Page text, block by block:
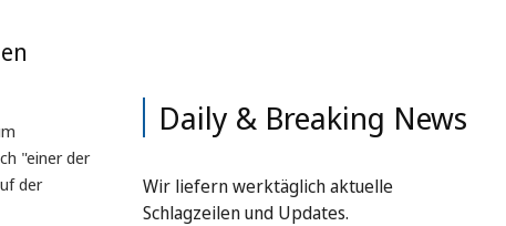
"einer der
der
Daily & Breaking News
Wir liefern werktäglich aktuelle
Schlagzeilen und Updates.